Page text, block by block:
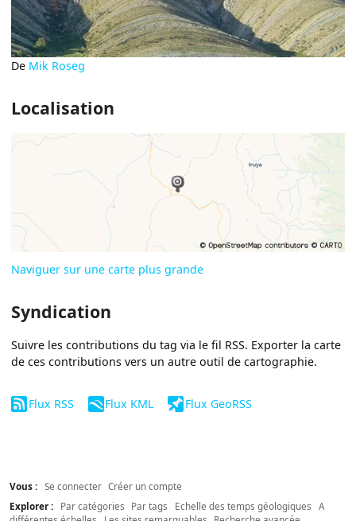
De Mik Roseg
Localisation
Naviguer sur une carte plus grande
Syndication
Suivre les contributions du tag via le fil RSS. Exporter la carte
de ces contributions vers un autre outil de cartographie.
Flux RSS Flux KML Flux GeoRSS
Vous : Se connecter Créer un compte
Explorer :
Par catégories Par tags Echelle des temps géologiques
A